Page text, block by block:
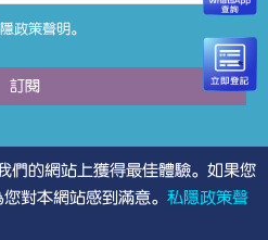
們的網站上獲得最佳體驗。如果您
對本網站感到滿意。 私隱政策聲
政策聲明。